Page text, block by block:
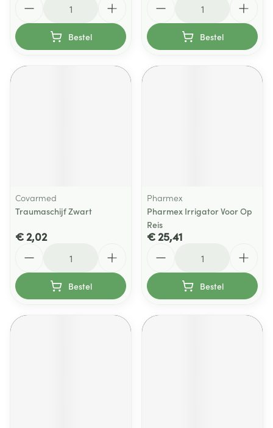
Bestel Bestel
Covarmed
Traumaschijf Zwart
€ 2,02
Bestel
Pharmex
Pharmex Irrigator Voor Op
Reis
€ 25,41
Bestel